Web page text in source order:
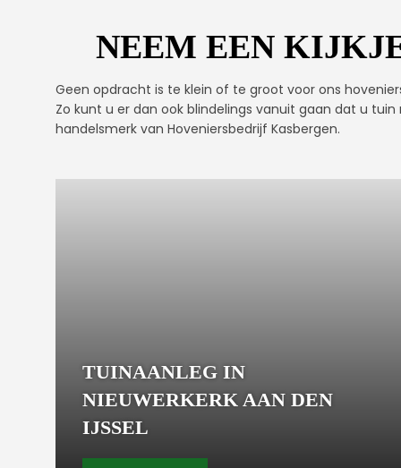
NEEM EEN
Geen opdracht is te klein of te groot voor ons
Zo kunt u er dan ook blindelings vanuit gaan dat u
handelsmerk van Hoveniersbedrijf Kasbergen.
TUINAANLEG IN
NIEUWERKERK AAN DEN
IJSSEL